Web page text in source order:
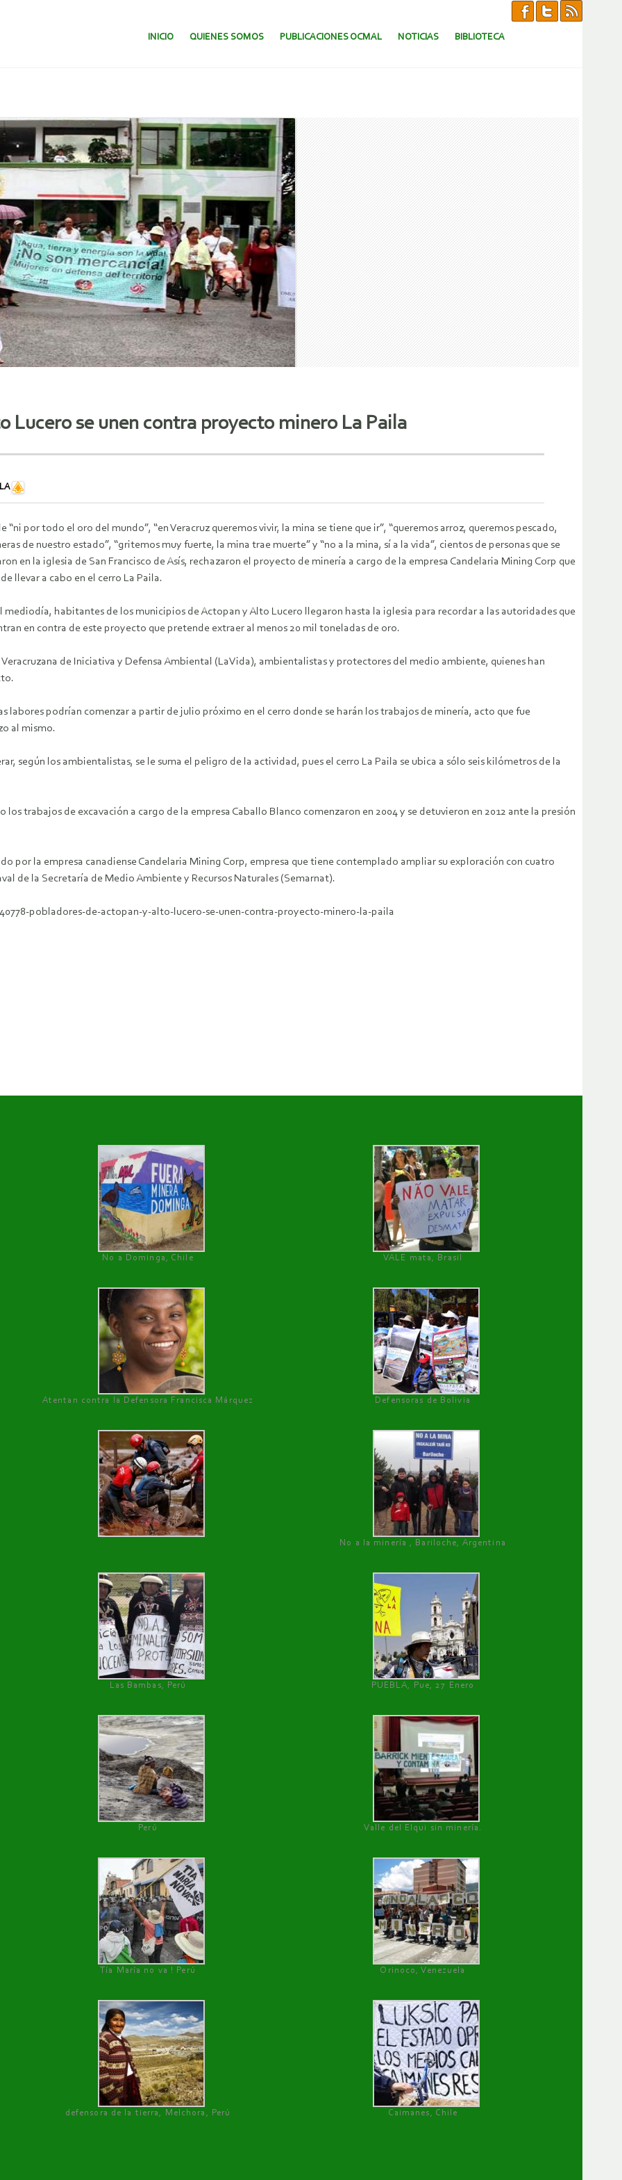
SALTAR AL CONTENIDO.
INICIO QUIENES SOMOS PUBLICACIONES OCMAL NOTICIAS BIBLIOTECA
Lucero se unen contra proyecto minero La Paila
“ni por todo el oro del mundo”, “en Veracruz queremos vivir, la mina se tiene que ir”, “queremos arroz, queremos pescado,
de nuestro estado”, “gritemos muy fuerte, la mina trae muerte” y “no a la mina, sí a la vida”, cientos de personas que se
en la iglesia de San Francisco de Asís, rechazaron el proyecto de minería a cargo de la empresa Candelaria Mining Corp que
llevar a cabo en el cerro La Paila.
mediodía, habitantes de los municipios de Actopan y Alto Lucero llegaron hasta la iglesia para recordar a las autoridades que
en contra de este proyecto que pretende extraer al menos 20 mil toneladas de oro.
de Iniciativa y Defensa Ambiental (LaVida), ambientalistas y protectores del medio ambiente, quienes han
labores podrían comenzar a partir de julio próximo en el cerro donde se harán los trabajos de minería, acto que fue
al mismo.
según los ambientalistas, se le suma el peligro de la actividad, pues el cerro La Paila se ubica a sólo seis kilómetros de la
los trabajos de excavación a cargo de la empresa Caballo Blanco comenzaron en 2004 y se detuvieron en 2012 ante la presión
por la empresa canadiense Candelaria Mining Corp, empresa que tiene contemplado ampliar su exploración con cuatro
de la Secretaría de Medio Ambiente y Recursos Naturales (Semarnat).
pobladores-de-actopan-y-alto-lucero-se-unen-contra-proyecto-minero-la-paila
No a Dominga, Chile
VALE mata, Brasil
Atentan contra la Defensora Francisca Márquez Defensoras de Bolivia
No a la minería , Bariloche, Argentina
Las Bambas, Perú PUEBLA, Pue, 27 Enero
Perú Valle del Elqui sin minería.
Tía María no va ! Perú Orinoco, Venezuela
defensora de la tierra, Melchora, Perú Caimanes, Chile